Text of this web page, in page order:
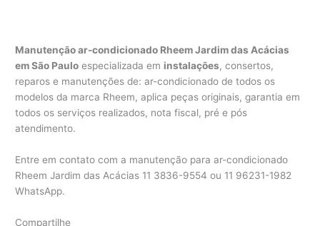
Manutenção ar-condicionado Rheem Jardim das Acácias
emSão Paulo especializada em instalações, consertos,
reparos e manutenções de: ar-condicionado de todos os
modelos da marca Rheem, aplica peças originais, garantia em
todos os serviços realizados, nota fiscal, pré e pós
atendimento.
Entre em contato com a manutenção para ar-condicionado
Rheem Jardim das Acácias 11 3836-9554 ou 11 96231-1982
WhatsApp.
Compartilhe